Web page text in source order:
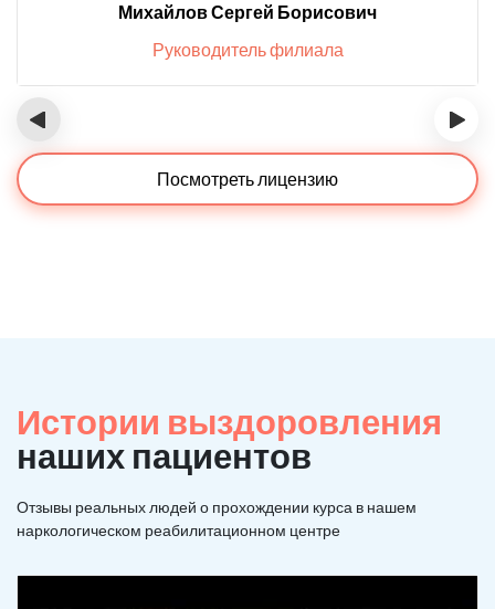
Михайлов Сергей Борисович
Руководитель филиала
‹ ›
Посмотреть лицензию
Истории выздоровления
наших пациентов
Отзывы реальных людей о прохождении курса в нашем
наркологическом реабилитационном центре